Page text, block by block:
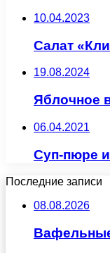
10.04.2023
Салат
19.08.2024
Яблочное
06.04.2021
Суп-пюре
Последние записи
08.08.2026